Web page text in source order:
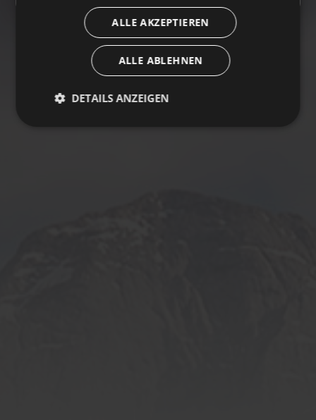
ALLE AKZEPTIEREN
ALLE ABLEHNEN
DETAILS ANZEIGEN